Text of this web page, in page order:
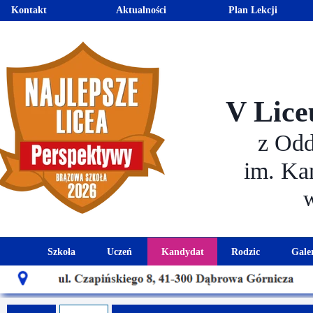
Rodzic
Harmonogram
Rada
Szkoła
Historia szkoły
Patron szkoły
Uczeń
Kalendarz roku szkolnego
Wymagania edukacyjne
Kandydat
Aktualności dla
Oferta edukacyjna
V
z
im.
Plan Lekcji
Aktualności
Kontakt